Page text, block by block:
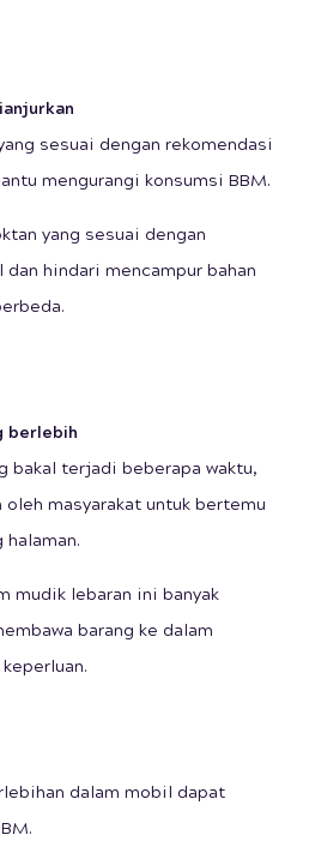
sesuai dengan rekomendasi
mengurangi konsumsi BBM.
yang sesuai dengan
hindari mencampur bahan
berlebih
bakal terjadi beberapa waktu,
oleh masyarakat untuk bertemu
halaman.
mudik lebaran ini banyak
barang ke dalam
dalam mobil dapat